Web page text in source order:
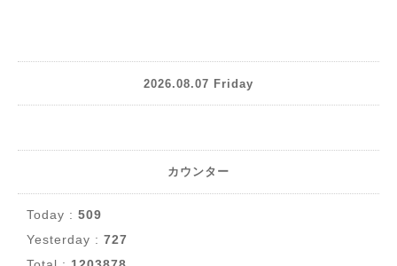
2026.08.07 Friday
カウンター
Today : 509
Yesterday : 727